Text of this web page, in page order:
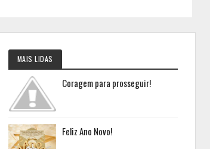
MAIS LIDAS
Coragem para prosseguir!
Feliz Ano Novo!